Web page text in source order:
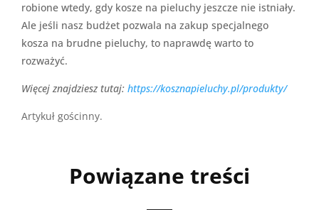
robione wtedy, gdy kosze na pieluchy jeszcze nie istniały.
Ale jeśli nasz budżet pozwala na zakup specjalnego
kosza na brudne pieluchy, to naprawdę warto to
rozważyć.
Więcej znajdziesz tutaj: https://kosznapieluchy.pl/produkty/
Artykuł gościnny.
Powiązane treści